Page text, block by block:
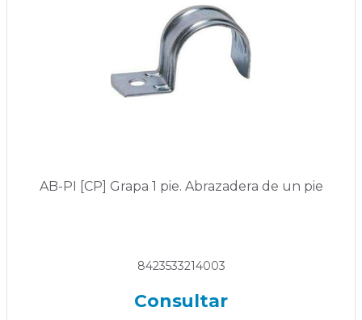
AB-PI [CP] Grapa 1 pie. Abrazadera de un pie
8423533214003
Consultar